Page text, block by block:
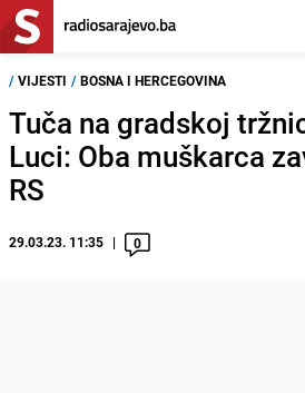
/ VIJESTI / BOSNA I HERCEGOVINA
Tuča na gradskoj
Luci: Oba muškarca
RS
29.03.23. 11:35 0